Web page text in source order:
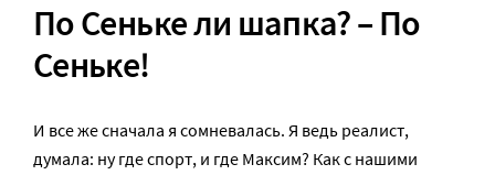
По Сеньке ли шапка? – По
Сеньке!
И все же сначала я сомневалась. Я ведь реалист,
думала: ну где спорт, и где Максим? Как с нашими